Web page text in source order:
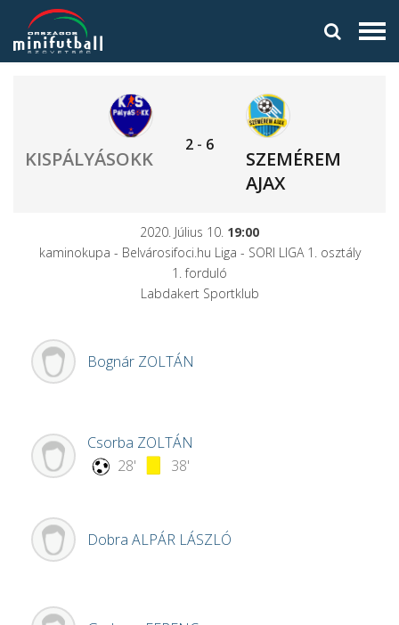
KISPÁLYÁSOKK
2- 6
SZEMÉREM
AJAX
2020. Július 10. 19:00
kaminokupa - Belvárosifoci.hu Liga - SORI LIGA 1. osztály
1. forduló
Labdakert Sportklub
Bognár ZOLTÁN
Csorba ZOLTÁN
28'
38'
Dobra ALPÁR LÁSZLÓ